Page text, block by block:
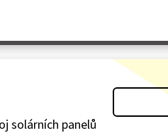
solárních panelů